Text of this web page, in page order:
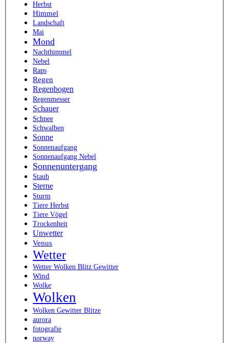
Herbst
Himmel
Landschaft
Mai
Mond
Nachthimmel
Nebel
Raps
Regen
Regenbogen
Regenmesser
Schauer
Schnee
Schwalben
Sonne
Sonnenaufgang
Sonnenaufgang Nebel
Sonnenuntergang
Staub
Sterne
Sturm
Tiere Herbst
Tiere Vögel
Trockenheit
Unwetter
Venus
Wetter
Wetter Wolken Blitz Gewitter
Wind
Wolke
Wolken
Wolken Gewitter Blitze
aurora
fotografie
norway